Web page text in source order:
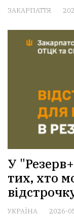
ЗАКАРПАТТЯ
У
тих, хто
УКРАЇНА 2026-